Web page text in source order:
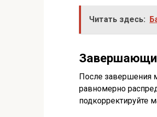
Читать здесь:
После завершения
равномерно
подкорректируйте